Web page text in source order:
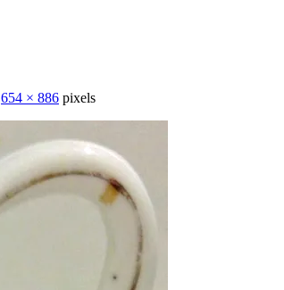
654 × 886 pixels